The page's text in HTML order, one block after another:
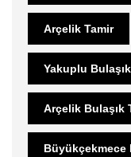
Arçelik Tamir
Yakuplu
Arçelik Bulaşık
Büyükçekmece